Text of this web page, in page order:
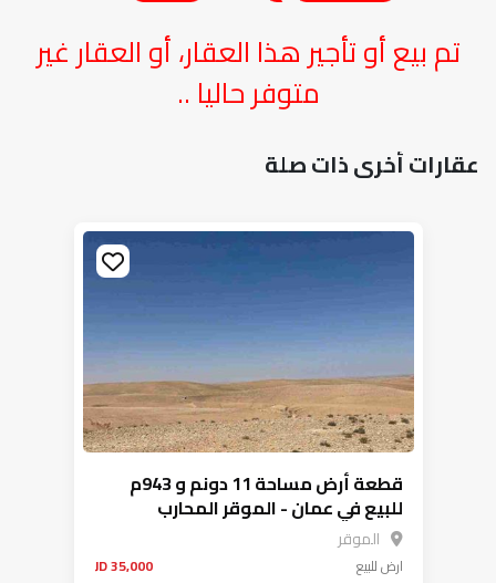
تم بيع أو تأجير هذا العقار، أو العقار غير
متوفر حاليا ..
عقارات أخرى ذات صلة
قطعة أرض مساحة 11 دونم و 943م
للبيع في عمان - الموقر المحارب
الموقر
ارضللبيع 35,000 JD